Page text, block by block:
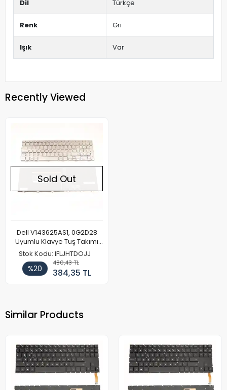
Dil Türkçe
Renk Gri
Işık Var
Recently Viewed
Sold Out
Dell V143625AS1, 0G2D28
Uyumlu Klavye Tuş Takımı
Işıklı
Stok Kodu: IFLJHTDOJJ
%20
480,43 TL
384,35 TL
Similar Products